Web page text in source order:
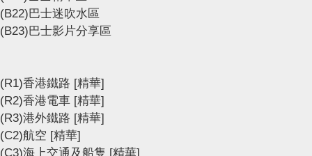
(B22)巴士迷吹水區
(B23)巴士影片分享區
(R1)香港鐵路 [精華]
(R2)香港電車 [精華]
(R3)港外鐵路 [精華]
(C2)航空 [精華]
(C3)海上交通及船隻 [精華]